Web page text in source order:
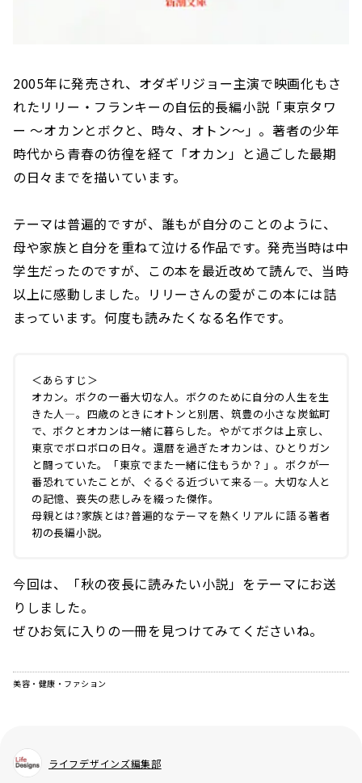
2005年に発売され、オダギリジョー主演で映画化もさ
れたリリー・フランキーの自伝的長編小説「東京タワ
ー 〜オカンとボクと、時々、オトン〜」。著者の少年
時代から青春の彷徨を経て「オカン」と過ごした最期
の日々までを描いています。
テーマは普遍的ですが、誰もが自分のことのように、
母や家族と自分を重ねて泣ける作品です。発売当時は中
学生だったのですが、この本を最近改めて読んで、当時
以上に感動しました。リリーさんの愛がこの本には詰
まっています。何度も読みたくなる名作です。
＜あらすじ＞
オカン。ボクの一番大切な人。ボクのために自分の人生を生
きた人—。四歳のときにオトンと別居、筑豊の小さな炭鉱町
で、ボクとオカンは一緒に暮らした。やがてボクは上京し、
東京でボロボロの日々。還暦を過ぎたオカンは、ひとりガン
と闘っていた。「東京でまた一緒に住もうか？」。ボクが一
番恐れていたことが、ぐるぐる近づいて来る—。大切な人と
の記憶、喪失の悲しみを綴った傑作。
母親とは?家族とは?普遍的なテーマを熱くリアルに語る著者
初の長編小説。
今回は、「秋の夜長に読みたい小説」をテーマにお送
りしました。
ぜひお気に入りの一冊を見つけてみてくださいね。
美容・健康・ファション
ライフデザインズ編集部